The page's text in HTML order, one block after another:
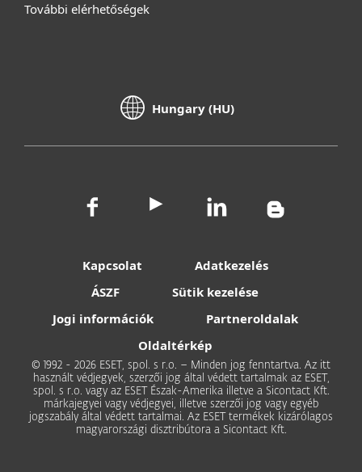
További elérhetőségek
Hungary (HU)
Kapcsolat
Adatkezelés
ÁSZF
Sütik kezelése
Jogi információk
Partneroldalak
Oldaltérkép
© 1992 - 2026 ESET, spol. s r.o. – Minden jog fenntartva. Az itt
használt védjegyek, szerzői jog által védett tartalmak az ESET,
spol. s r.o. vagy az ESET Észak-Amerika illetve a Sicontact Kft.
márkajegyei vagy védjegyei, illetve szerzői jog vagy egyéb
jogszabály által védett tartalmai. Az ESET termékek kizárólagos
magyarországi disztribútora a Sicontact Kft.